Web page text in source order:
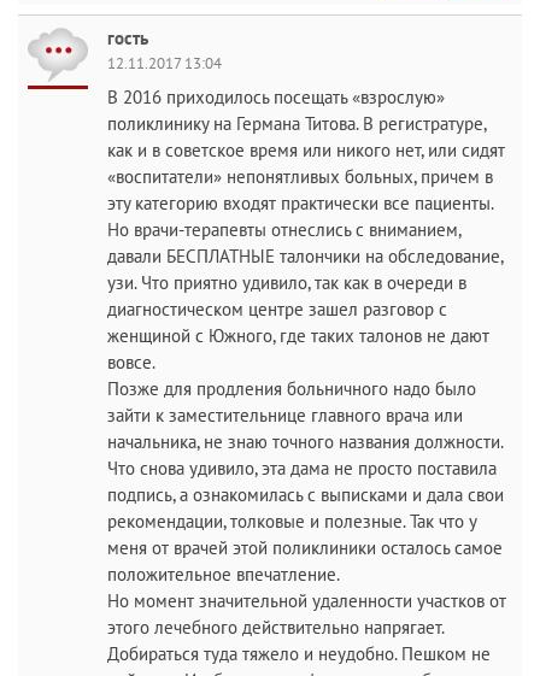
гость
12.11.2017 13:04
В 2016 приходилось посещать «взрослую»
поликлинику на Германа Титова. В регистратуре,
как и в советское время или никого нет, или сидят
«воспитатели» непонятливых больных, причем в
эту категорию входят практически все пациенты.
Но врачи-терапевты отнеслись с вниманием,
давали БЕСПЛАТНЫЕ талончики на обследование,
узи. Что приятно удивило, так как в очереди в
диагностическом центре зашел разговор с
женщиной с Южного, где таких талонов не дают
вовсе.
Позже для продления больничного надо было
зайти к заместительнице главного врача или
начальника, не знаю точного названия должности.
Что снова удивило, эта дама не просто поставила
подпись, а ознакомилась с выписками и дала свои
рекомендации, толковые и полезные. Так что у
меня от врачей этой поликлиники осталось самое
положительное впечатление.
Но момент значительной удаленности участков от
этого лечебного действительно напрягает.
Добираться туда тяжело и неудобно. Пешком не